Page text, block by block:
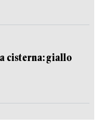
cisterna: giallo